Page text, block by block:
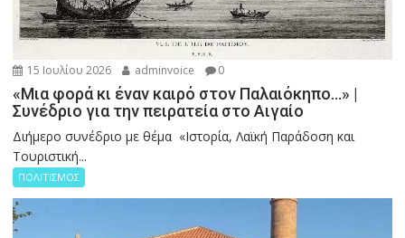
15 Ιουλίου 2026 adminvoice 0
«Μια φορά κι έναν καιρό στον Παλαιόκηπο…» |
Συνέδριο για την πειρατεία στο Αιγαίο
Διήμερο συνέδριο με θέμα «Ιστορία, Λαϊκή Παράδοση και
Τουριστική...
ΠΟΛΙΤΙΣΜΟΣ